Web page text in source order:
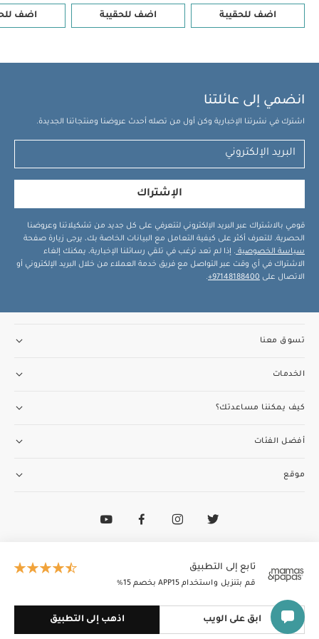
اضف للحقيبة اضف للحقيبة اضف
تابع إلى التطبيق
قم بتنزيل واستخدام APP15 بخصم 15٪
ابق على الويب اذهب إلى التطبيق
انضمي إلى عائلتنا
اشترك في نشرتنا الإخبارية وكن أول من تصله أحدث عروضنا ومنتجاتنا الجديدة.
الإشتراك
قومي بالاشتراك عبر البريد الإلكتروني لتتعرفي على كل جديد من تشكيلاتنا وعروضنا
الحصرية. للتعرف أكثر على كيفية التعامل مع البيانات الخاصة بك، يرجى زيارة صفحة
سياسة الخصوصية . إذا لم تعد ترغب في تلقي رسائلنا الإخبارية، يمكنك إلغاء
الاشتراك في أي وقت عبر التواصل مع فريق خدمة العملاء من خلال البريد الإلكتروني أو
الاتصال على 97148188400+
.
تسوق معنا
الخدمات
كيف يمكننا مساعدتك؟
أفضل الفئات
موقع
الطاير إنسغنيا (ذ.م.م) تدير وتمتلك ماماز وباباز
© 2026 الطاير إنسغنيا (ذ.م.م). جميع الحقوق محفوظة